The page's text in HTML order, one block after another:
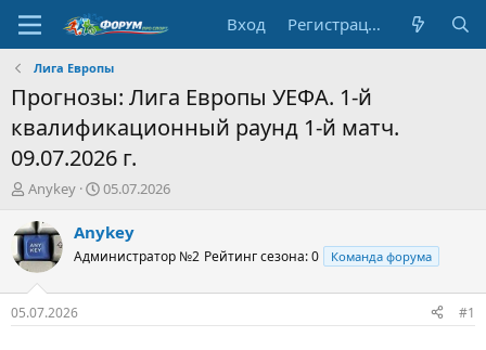
Вход Регистрация
Лига Европы
Прогнозы: Лига Европы УЕФА. 1-й
квалификационный раунд 1-й матч.
09.07.2026 г.
А
т
о
р
т
е
м
Anykey
Д
т
н
а
05.07.2026
Anykey
Администратор №2 Рейтинг сезона: 0 Команда форума
05.07.2026 #1